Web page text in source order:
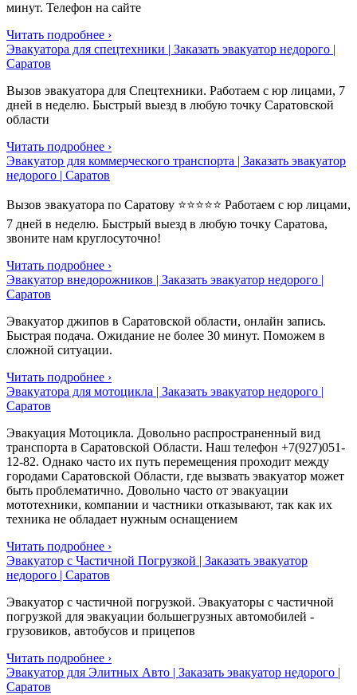
минут. Телефон на сайте
Читать подробнее ›
Эвакуатора для спецтехники | Заказать эвакуатор недорого |
Саратов
Вызов эвакуатора для Спецтехники. Работаем с юр лицами, 7
дней в неделю. Быстрый выезд в любую точку Саратовской
области
Читать подробнее ›
Эвакуатор для коммерческого транспорта | Заказать эвакуатор
недорого | Саратов
Вызов эвакуатора по Саратову ⭐⭐⭐⭐⭐ Работаем с юр лицами,
7 дней в неделю. Быстрый выезд в любую точку Саратова,
звоните нам круглосуточно!
Читать подробнее ›
Эвакуатор внедорожников | Заказать эвакуатор недорого |
Саратов
Эвакуатор джипов в Саратовской области, онлайн запись.
Быстрая подача. Ожидание не более 30 минут. Поможем в
сложной ситуации.
Читать подробнее ›
Эвакуатора для мотоцикла | Заказать эвакуатор недорого |
Саратов
Эвакуация Мотоцикла. Довольно распространенный вид
транспорта в Саратовской Области. Наш телефон +7(927)051-
12-82. Однако часто их путь перемещения проходит между
городами Саратовской Области, где вызвать эвакуатор может
быть проблематично. Довольно часто от эвакуации
мототехники, компании и частники отказывают, так как их
техника не обладает нужным оснащением
Читать подробнее ›
Эвакуатор с Частичной Погрузкой | Заказать эвакуатор
недорого | Саратов
Эвакуатор с частичной погрузкой. Эвакуаторы с частичной
погрузкой для эвакуации большегрузных автомобилей -
грузовиков, автобусов и прицепов
Читать подробнее ›
Эвакуатор для Элитных Авто | Заказать эвакуатор недорого |
Саратов